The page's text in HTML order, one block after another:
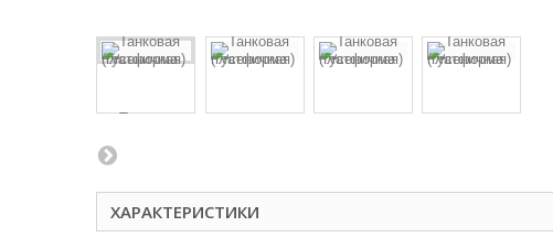
ХАРАКТЕРИСТИКИ